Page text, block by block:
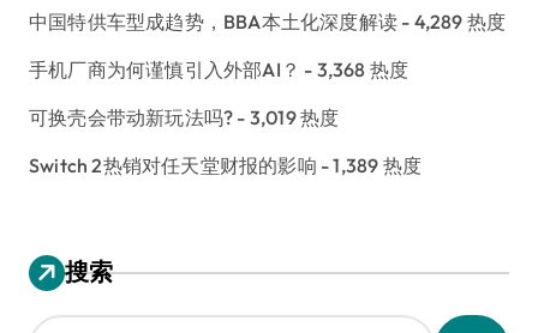
中国特供车型成趋势，BBA本土化深度解读 - 4,289 热度
手机厂商为何谨慎引入外部AI？ - 3,368 热度
可换壳会带动新玩法吗? - 3,019 热度
Switch 2热销对任天堂财报的影响 - 1,389 热度
搜索